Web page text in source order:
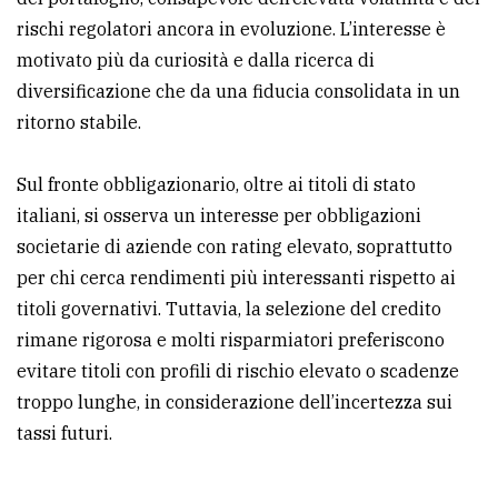
rischi regolatori ancora in evoluzione. L’interesse è
motivato più da curiosità e dalla ricerca di
diversificazione che da una fiducia consolidata in un
ritorno stabile.
Sul fronte obbligazionario, oltre ai titoli di stato
italiani, si osserva un interesse per obbligazioni
societarie di aziende con rating elevato, soprattutto
per chi cerca rendimenti più interessanti rispetto ai
titoli governativi. Tuttavia, la selezione del credito
rimane rigorosa e molti risparmiatori preferiscono
evitare titoli con profili di rischio elevato o scadenze
troppo lunghe, in considerazione dell’incertezza sui
tassi futuri.